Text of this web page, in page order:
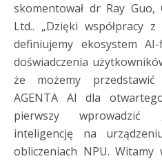
skomentował dr Ray Guo,
Ltd.. „Dzięki współpracy
definiujemy ekosystem
doświadczenia
że możemy
AGENTA AI dla
pierwszy wprowadzić
inteligencję na
obliczeniach NPU.